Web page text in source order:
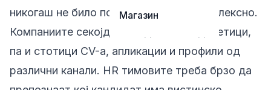
Магазин
никогаш не било поважно ниту покомплексно.
Компаниите секојдневно добиваат десетици,
па и стотици CV-а, апликации и профили од
различни канали. HR тимовите треба брзо да